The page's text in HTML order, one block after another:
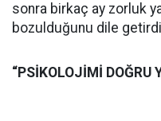
sonra birkaç ay zorluk
bozulduğunu dile
“PSİKOLOJİMİ DOĞRU